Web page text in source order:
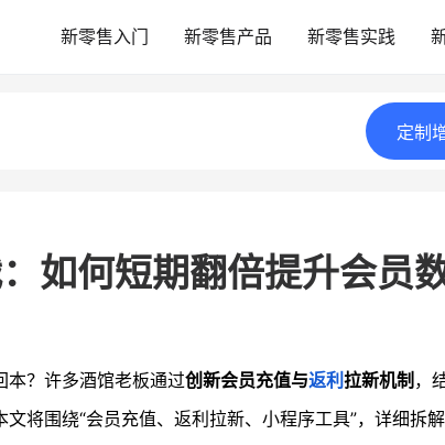
新零售入门 新零售产品 新零售实践
定制
如何短期翻倍提升会员
本？许多酒馆老板通过创新会员充值与返利 拉新机制 ，
将围绕“会员充值、返利拉新、小程序工具”，详细拆